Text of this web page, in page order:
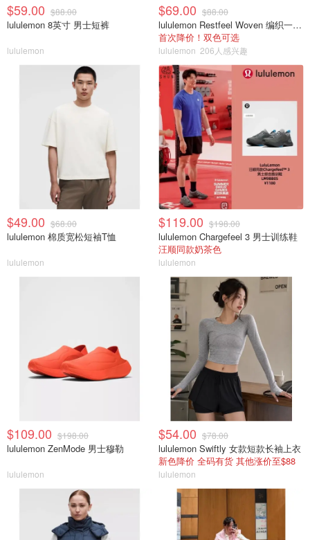
$59.00 $88.00
lululemon 8英寸 男士短裤
lululemon
$69.00 $88.00
lululemon Restfeel Woven 编织一字拖
首次降价！双色可选
lululemon 206人感兴趣
$49.00 $68.00
lululemon 棉质宽松短袖T恤
lululemon
$119.00 $198.00
lululemon Chargefeel 3 男士训练鞋
汪顺同款奶茶色
lululemon
$109.00 $198.00
lululemon ZenMode 男士穆勒
lululemon
$54.00 $78.00
lululemon Swiftly 女款短款长袖上衣
新色降价 全码有货 其他涨价至$88
lululemon